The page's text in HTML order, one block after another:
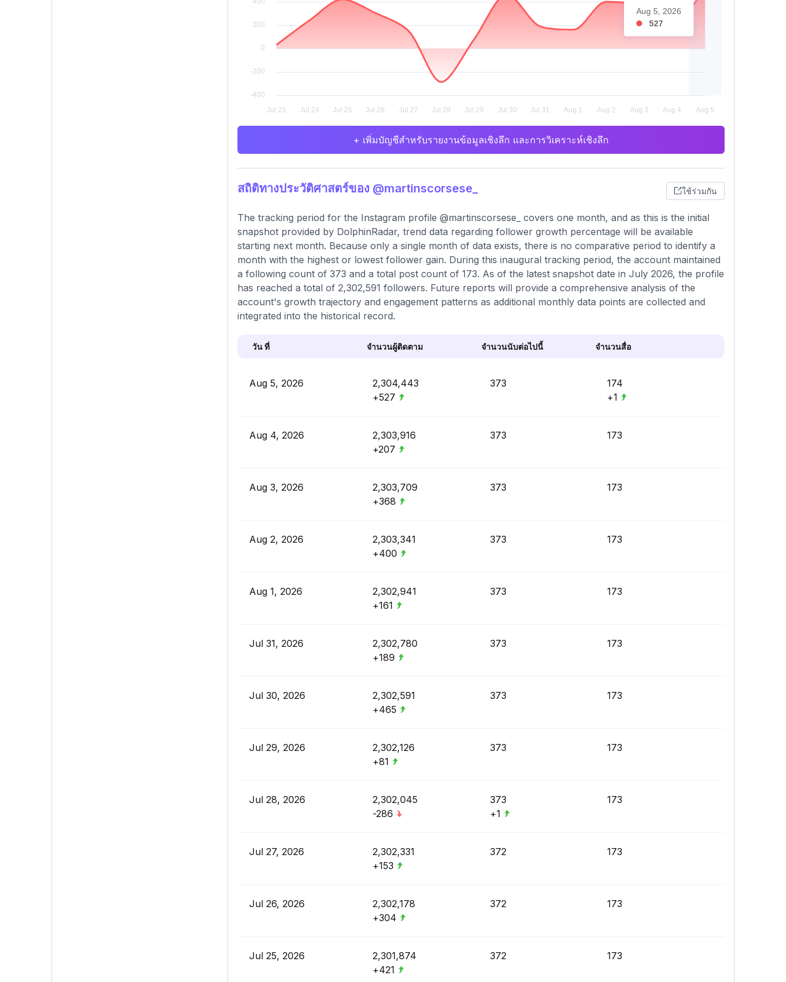
Aug 5, 2026
527
+ เพิ่มบัญชีสำหรับรายงานข้อมูลเชิงลึก และการวิเคราะห์เชิงลึก
สถิติทางประวัติศาสตร์ของ @martinscorsese_ ใช้ร่วมกัน
The tracking period for the Instagram profile @martinscorsese_ covers one month, and as this is the initial
snapshot provided by DolphinRadar, trend data regarding follower growth percentage will be available
starting next month. Because only a single month of data exists, there is no comparative period to identify a
month with the highest or lowest follower gain. During this inaugural tracking period, the account maintained
a following count of 373 and a total post count of 173. As of the latest snapshot date in July 2026, the profile
has reached a total of 2,302,591 followers. Future reports will provide a comprehensive analysis of the
account's growth trajectory and engagement patterns as additional monthly data points are collected and
integrated into the historical record.
วัน ที่ จำนวนผู้ติดตาม จำนวนนับต่อไปนี้ จำนวนสื่อ
Aug 5, 2026
2,304,443
+527
373
174
+1
Aug 4, 2026
2,303,916
+207
373 173
Aug 3, 2026
2,303,709
+368
373 173
Aug 2, 2026
2,303,341
+400
373 173
Aug 1, 2026
2,302,941
+161
373 173
Jul 31, 2026
2,302,780
+189
373 173
Jul 30, 2026
2,302,591
+465
373 173
Jul 29, 2026
2,302,126
+81
373 173
Jul 28, 2026
2,302,045
-286
373
+1
173
Jul 27, 2026
2,302,331
+153
372 173
Jul 26, 2026
2,302,178
+304
372 173
Jul 25, 2026
2,301,874
+421
372 173